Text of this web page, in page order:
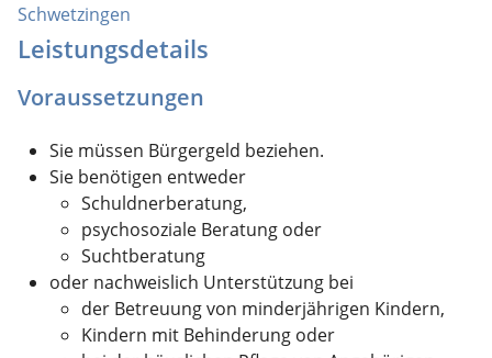
Schwetzingen
Leistungsdetails
Voraussetzungen
Sie müssen Bürgergeld beziehen.
Sie benötigen entweder
Schuldnerberatung,
psychosoziale Beratung oder
Suchtberatung
oder nachweislich Unterstützung bei
der Betreuung von minderjährigen Kindern,
Kindern mit Behinderung oder